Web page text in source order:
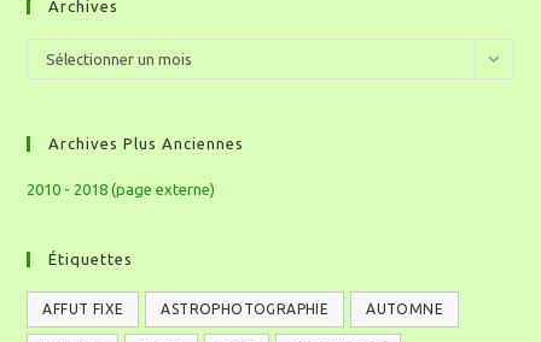
Archives
Sélectionner un mois
Archives Plus Anciennes
2010 - 2018 (page externe)
Étiquettes
AFFUT FIXE ASTROPHOTOGRAPHIE AUTOMNE